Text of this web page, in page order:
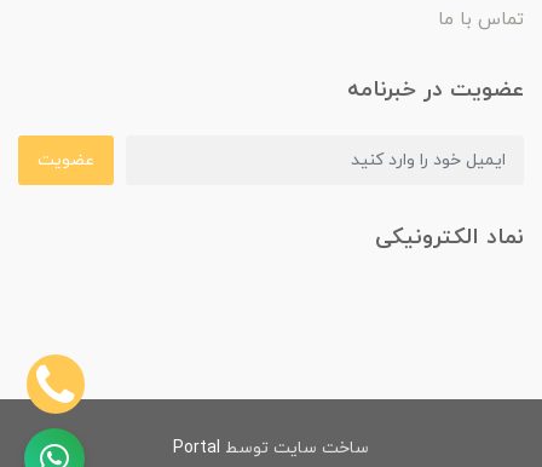
تماس با ما
عضویت در خبرنامه
عضویت
نماد الکترونیکی
ساخت سایت توسط Portal